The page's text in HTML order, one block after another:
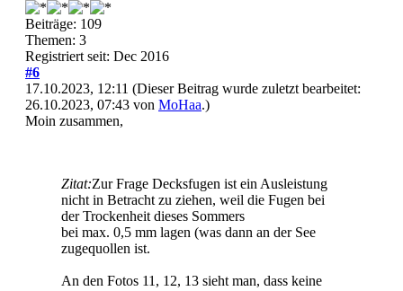
Beiträge: 109
Themen: 3
Registriert seit: Dec 2016
#6
17.10.2023, 12:11 (Dieser Beitrag wurde zuletzt bearbeitet:
26.10.2023, 07:43 von MoHaa.)
Moin zusammen,
Zitat:Zur Frage Decksfugen ist ein Ausleistung
nicht in Betracht zu ziehen, weil die Fugen bei
der Trockenheit dieses Sommers
bei max. 0,5 mm lagen (was dann an der See
zugequollen ist.
An den Fotos 11, 12, 13 sieht man, dass keine